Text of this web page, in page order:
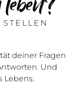
deiner Fragen
Und
Lebens.